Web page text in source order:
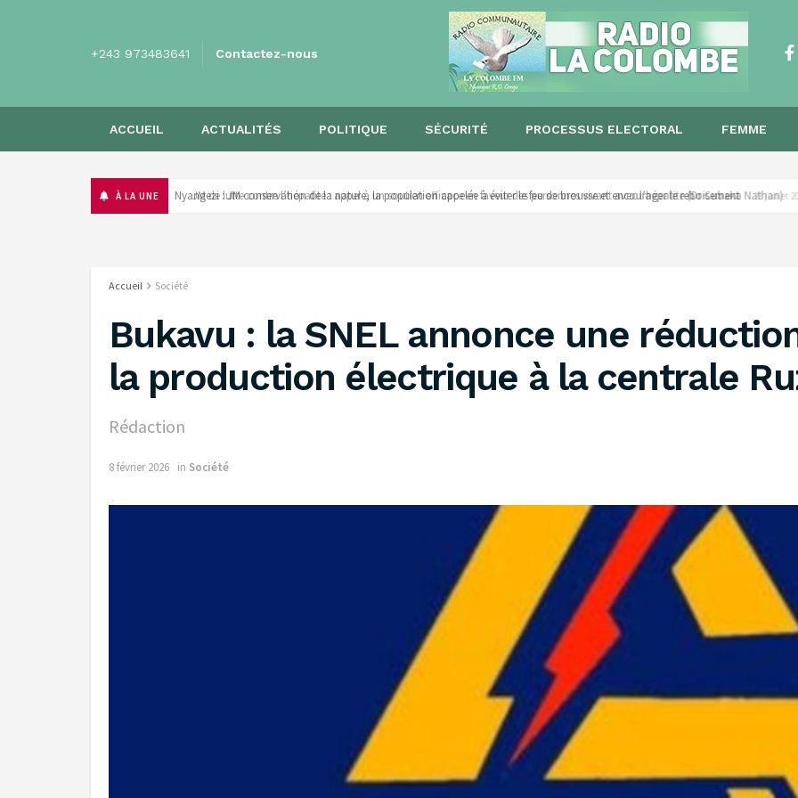
+243 973483641 Contactez-nous
ACCUEIL ACTUALITÉS POLITIQUE SÉCURITÉ PROCESSUS ELECTORAL FEMME
À LA UNE ‎Nyangezi : JM conservation de la nature, la population appelée à éviter le feu de brousse et encourager le reboisement ‎ 28 juillet
Accueil Société
Bukavu : la SNEL annonce une
la production électrique à la centrale
Rédaction
8 février 2026 in Société